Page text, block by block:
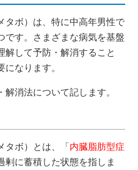
タボ）は、特に中高年男性で
です。さまざまな病気を基盤
解して予防・解消すること
なります。
消法について記します。
タボ）とは、「内臓脂肪型症
剰に蓄積した状態を指しま